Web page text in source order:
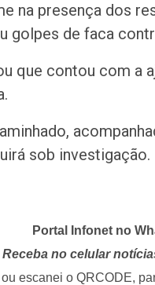
na presença dos
golpes de faca
que contou com a
sob investigação.
Portal Infonet no
Receba no celular
escanei o QRCODE,